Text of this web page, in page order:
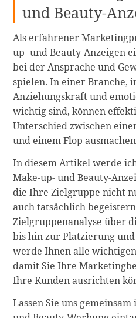
und Beauty-
Als erfahrener
up- und Beauty-Anzeigen
bei der Ansprache und
spielen. In einer Branche,
Anziehungskraft und
wichtig sind, können
Unterschied zwischen
und einem Flop
In diesem Artikel werde
Make-up- und Beauty-
die Ihre Zielgruppe nicht
auch tatsächlich
Zielgruppenanalyse über
bis hin zur Platzierung
werde Ihnen alle
damit Sie Ihre
Ihre Kunden ausrichten
Lassen Sie uns